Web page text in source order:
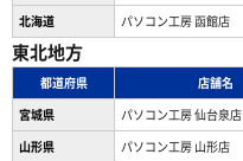
北海道
パソコン工房 函館店
東北地方
都道府県 店舗名
宮城県
パソコン工房 仙台泉店
山形県
パソコン工房 山形店